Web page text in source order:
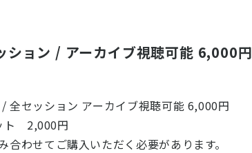
ション / アーカイブ視聴可能 6,000円
全セッション アーカイブ視聴可能 6,000円
ト 2,000円
わせてご購入いただく必要があります。